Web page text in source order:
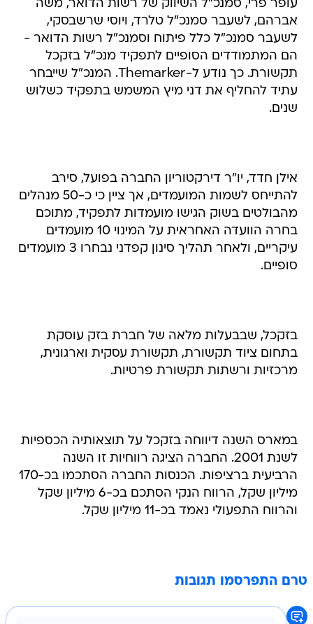
עופר פרי, סמנכ"ל השיווק של רשות הדואר, משה
אברהם, לשעבר סמנכ"ל טלרד, ויוסי שרשבסקי,
לשעבר סמנכ"ל כלל פיתוח וסמנכ"ל רשות הדואר -
הם המתמודדים הסופיים לתפקיד מנכ"ל בזקכל
תקשורת. כך נודע ל-Themarker. המנכ"ל שייבחר
עתיד להחליף את דני מיץ המשמש בתפקיד כשלוש
שנים.
אילן חדד, יו"ר דירקטוריון החברה בפועל, סירב
להתייחס לשמות המועמדים, אך ציין כי כ-50 מנהלים
מהבולטים בשוק הגישו מועמדות לתפקיד, מתוכם
בחרה הוועדה האחראית על המינוי 10 מועמדים
עיקריים, ולאחר תהליך סינון קפדני נבחרו 3 מועמדים
סופיים.
בזקכל, שבבעלות מלאה של חברת בזק עוסקת
בתחום ציוד תקשורת, תקשורת עסקית וארגונית,
מרכזיות ורשתות תקשורת פרטיות.
במארס השנה דיווחה בזקכל על תוצאותיה הכספיות
לשנת 2001. החברה הציגה רווחיות זו השנה
הרביעית ברציפות. הכנסות החברה הסתכמו בכ-170
מיליון שקל, הרווח הנקי הסתכם בכ-6 מיליון שקל
והרווח התפעולי נאמד בכ-11 מיליון שקל.
טרם התפרסמו תגובות